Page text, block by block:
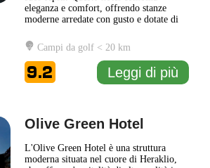
eleganza e comfort, offrendo stanze
moderne arredate con gusto e dotate di
soggiorno piacevole. Gli spazi comuni
sono pensati per creare un ambiente
rilassato e conviviale, ideale sia per il
lavoro che per
... Leggi di più
Campi da golf < 20 km
9.2 Leggi di più
Olive Green Hotel
L'Olive Green Hotel è una struttura
moderna situata nel cuore di Heraklio,